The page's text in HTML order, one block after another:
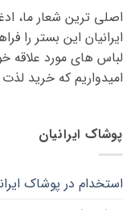
باشد.
گزینه
ها
ممکن
است
محصول
انتخاب
اصلی ترین شعار ما،
ایرانیان این بستر را
لباس های مورد علاقه
امیدواریم که خرید
پوشاک ایرانیان
استخدام در پوشاک